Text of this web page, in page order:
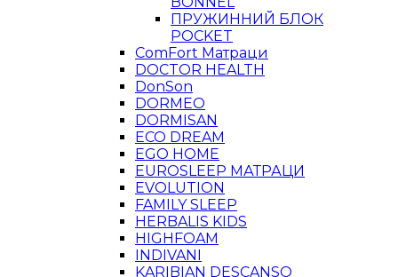
ПРУЖИННИЙ БЛОК
POCKET
ComFort Матраци
DOCTOR HEALTH
DonSon
DORMEO
DORMISAN
ECO DREAM
EGO HOME
EUROSLEEP МАТРАЦИ
EVOLUTION
FAMILY SLEEP
HERBALIS KIDS
HIGHFOAM
INDIVANI
KARIBIAN DESCANSO